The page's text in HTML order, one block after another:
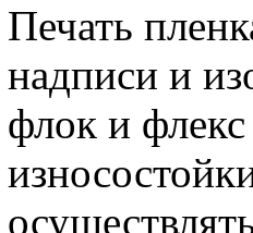
Печать
надписи и
флок и